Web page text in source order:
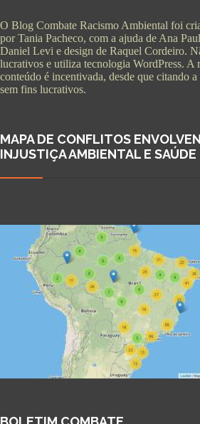
O Blog Combate Racismo Ambiental foi
por Tania Pacheco, com a ajuda de Ana
Daniel Levi e design de Raquel Cordeiro.
lucrativos e utiliza tecnologia WordPress. A
conteúdo é incentivada, desde que citando
sem fins lucrativos.
MAPA DE CONFLITOS
INJUSTIÇA AMBIENTAL E SAÚDE